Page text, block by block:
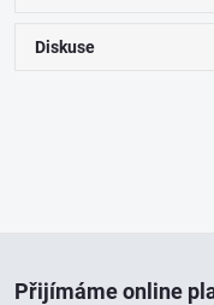
Diskuse
Přijímáme online